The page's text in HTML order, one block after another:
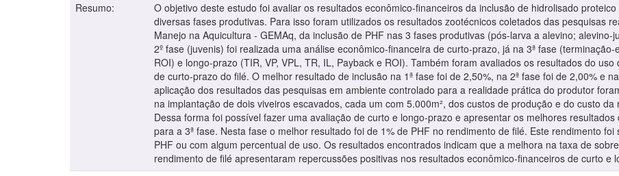
Resumo:
O objetivo deste estudo foi avaliar os resultados econômico-financeiros da inclusão de hidrolisado
diversas fases produtivas. Para isso foram utilizados os resultados zootécnicos coletados das pesquisas
Manejo na Aquicultura - GEMAq, da inclusão de PHF nas 3 fases produtivas (pós-larva a alevino;
2º fase (juvenis) foi realizada uma análise econômico-financeira de curto-prazo, já na 3ª fase
ROI) e longo-prazo (TIR, VP, VPL, TR, IL, Payback e ROI). Também foram avaliados os resultados do
de curto-prazo do filé. O melhor resultado de inclusão na 1ª fase foi de 2,50%, na 2ª fase foi de 2,00% e
aplicação dos resultados das pesquisas em ambiente controlado para a realidade prática do produtor
na implantação de dois viveiros escavados, cada um com 5.000m², dos custos de produção e do custo
Dessa forma foi possível fazer uma avaliação de curto e longo-prazo e apresentar os melhores
para a 3ª fase. Nesta fase o melhor resultado foi de 1% de PHF no rendimento de filé. Este rendimento
PHF ou com algum percentual de uso. Os resultados encontrados indicam que a melhora na taxa de
rendimento de filé apresentaram repercussões positivas nos resultados econômico-financeiros de curto e